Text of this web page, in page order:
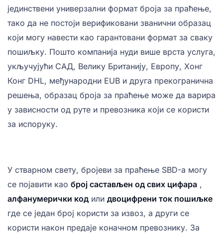
јединствени универзални формат броја за праћење,
тако да не постоји верификовани званични образац
који могу навести као гарантовани формат за сваку
пошиљку. Пошто компанија нуди више врста услуга,
укључујући САД, Велику Британију, Европу, Хонг
Конг DHL, међународни EUB и друга прекогранична
решења, образац броја за праћење може да варира
у зависности од руте и превозника који се користи
за испоруку.
У стварном свету, бројеви за праћење SBD-а могу
се појавити као број састављен од свих цифара ,
алфанумерички код или двоцифрени ток пошиљке
где се један број користи за извоз, а други се
користи након предаје коначном превознику. За